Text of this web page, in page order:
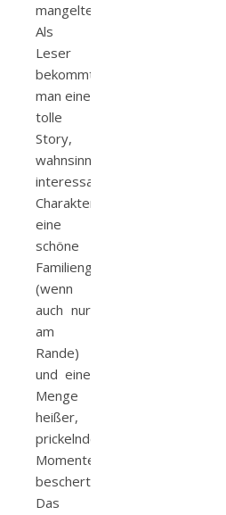
mangelte.
Als
Leser
bekommt
man eine
tolle
Story,
wahnsinnig
interessante
Charaktere,
eine
schöne
Familiengeschichte
(wenn
auch nur
am
Rande)
und eine
Menge
heißer,
prickelnde
Momente
beschert.
Das